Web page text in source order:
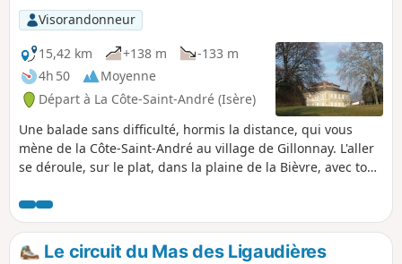
Visorandonneur
15,42 km
+138 m
-133 m
4h 50
Moyenne
Départ à La Côte-Saint-André (Isère)
Une balade sans difficulté, hormis la distance, qui vous
mène de la Côte-Saint-André au village de Gillonnay. L'aller
se déroule, sur le plat, dans la plaine de la Bièvre, avec tout
de la Côte-Saint-André, la Chartreuse, le Vercors, les Alpes,
le Pilat... Le retour se déroule, à flanc de colline, en
musardant dans les diverses combes.
Le circuit du Mas des Ligaudières